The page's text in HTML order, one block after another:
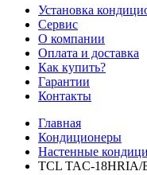
Установка
Сервис
О компании
Оплата и доставка
Как купить?
Гарантии
Контакты
Главная
Кондиционеры
Настенные
TCL TAC-18HRIA/